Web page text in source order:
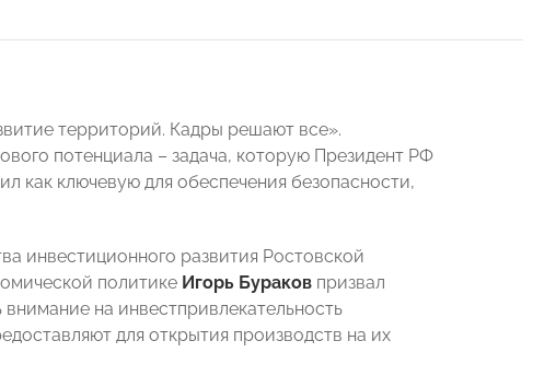
территорий. Кадры решают все».
потенциала – задача, которую Президент РФ
как ключевую для обеспечения безопасности,
инвестиционного развития Ростовской
политике Игорь Бураков призвал
на инвестпривлекательность
для открытия производств на их